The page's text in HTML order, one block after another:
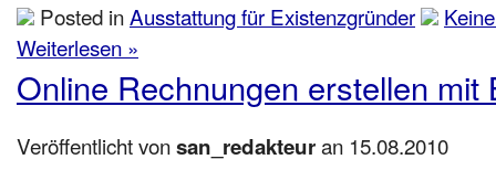
Posted inAusstattung für Existenzgründer
Weiterlesen »
Online Rechnungen erstellen mit
Veröffentlicht vonsan_redakteuran 15.08.2010